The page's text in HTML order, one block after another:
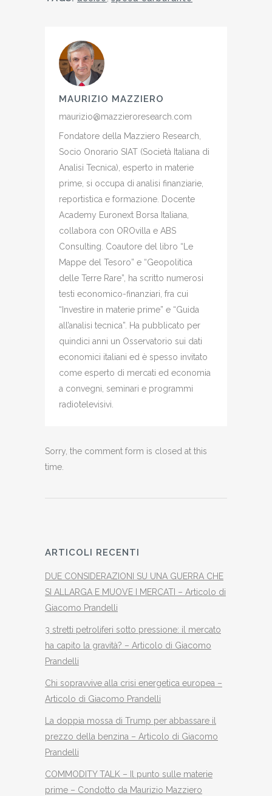
MAURIZIO MAZZIERO
maurizio@mazzieroresearch.com
Fondatore della Mazziero Research,
Socio Onorario SIAT (Società Italiana di
Analisi Tecnica), esperto in materie
prime, si occupa di analisi finanziarie,
reportistica e formazione. Docente
Academy Euronext Borsa Italiana,
collabora con OROvilla e ABS
Consulting. Coautore del libro “Le
Mappe del Tesoro” e “Geopolitica
delle Terre Rare”, ha scritto numerosi
testi economico-finanziari, fra cui
“Investire in materie prime” e “Guida
all’analisi tecnica”. Ha pubblicato per
quindici anni un Osservatorio sui dati
economici italiani ed è spesso invitato
come esperto di mercati ed economia
a convegni, seminari e programmi
radiotelevisivi.
Sorry, the comment form is closed at this
time.
ARTICOLI RECENTI
DUE CONSIDERAZIONI SU UNA GUERRA CHE
SI ALLARGA E MUOVE I MERCATI – Articolo di
Giacomo Prandelli
3 stretti petroliferi sotto pressione: il mercato
ha capito la gravità? – Articolo di Giacomo
Prandelli
Chi sopravvive alla crisi energetica europea –
Articolo di Giacomo Prandelli
La doppia mossa di Trump per abbassare il
prezzo della benzina – Articolo di Giacomo
Prandelli
COMMODITY TALK – Il punto sulle materie
prime – Condotto da Maurizio Mazziero